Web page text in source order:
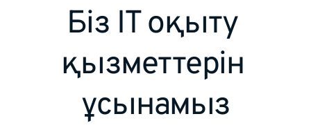
Біз IT оқыту
қызметтерін
ұсынамыз